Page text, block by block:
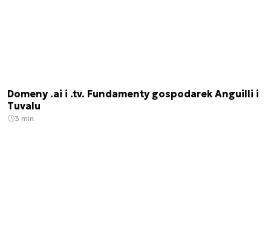
Domeny .ai i .tv. Fundamenty gospodarek Anguilli i
Tuvalu
3 min.